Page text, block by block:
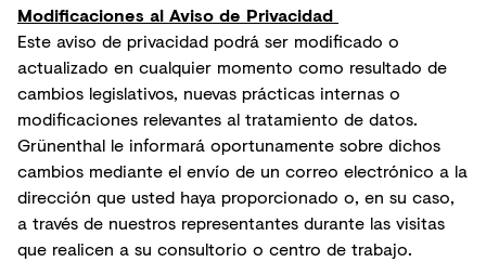
Modificaciones al Aviso de Privacidad
Este aviso de privacidad podrá ser modificado o
actualizado en cualquier momento como resultado de
cambios legislativos, nuevas prácticas internas o
modificaciones relevantes al tratamiento de datos.
Grünenthal le informará oportunamente sobre dichos
cambios mediante el envío de un correo electrónico a la
dirección que usted haya proporcionado o, en su caso,
a través de nuestros representantes durante las visitas
que realicen a su consultorio o centro de trabajo.